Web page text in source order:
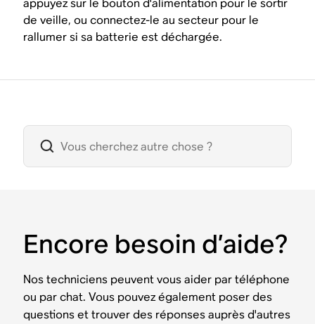
appuyez sur le bouton d'alimentation pour le sortir
de veille, ou connectez-le au secteur pour le
rallumer si sa batterie est déchargée.
Encore besoin d’aide?
Nos techniciens peuvent vous aider par téléphone
ou par chat. Vous pouvez également poser des
questions et trouver des réponses auprès d'autres